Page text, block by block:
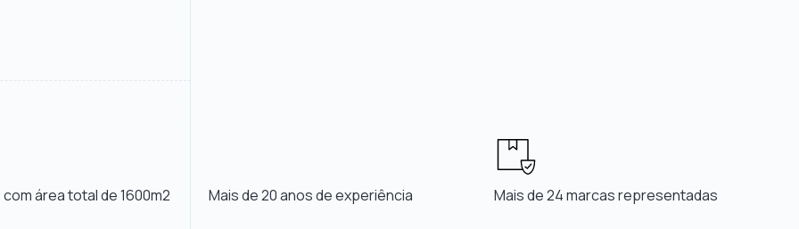
área total de 1600m2 Mais de 20 anos de experiência Mais de 24 marcas representadas